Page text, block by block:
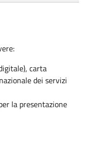
carta
dei servizi
la presentazione